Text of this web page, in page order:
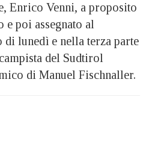
Enrico Venni, a proposito
poi assegnato al
lunedì e nella terza parte
del Sudtirol
di Manuel Fischnaller.